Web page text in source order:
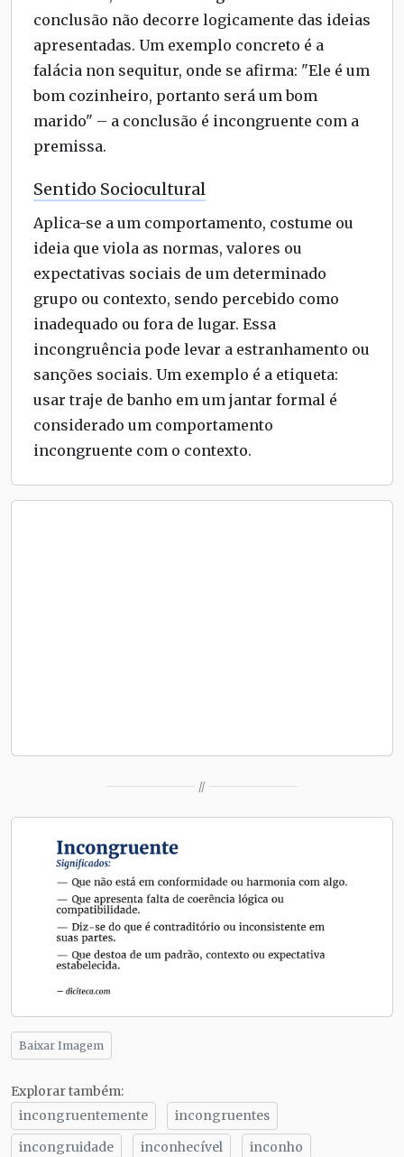
conclusão não decorre logicamente das ideias
apresentadas. Um exemplo concreto é a
falácia non sequitur, onde se afirma: "Ele é um
bom cozinheiro, portanto será um bom
marido" – a conclusão é incongruente com a
premissa.
Sentido Sociocultural
Aplica-se a um comportamento, costume ou
ideia que viola as normas, valores ou
expectativas sociais de um determinado
grupo ou contexto, sendo percebido como
inadequado ou fora de lugar. Essa
incongruência pode levar a estranhamento ou
sanções sociais. Um exemplo é a etiqueta:
usar traje de banho em um jantar formal é
considerado um comportamento
incongruente com o contexto.
//
Baixar Imagem
Explorar também:
incongruentemente
incongruentes
incongruidade
inconhecível inconho